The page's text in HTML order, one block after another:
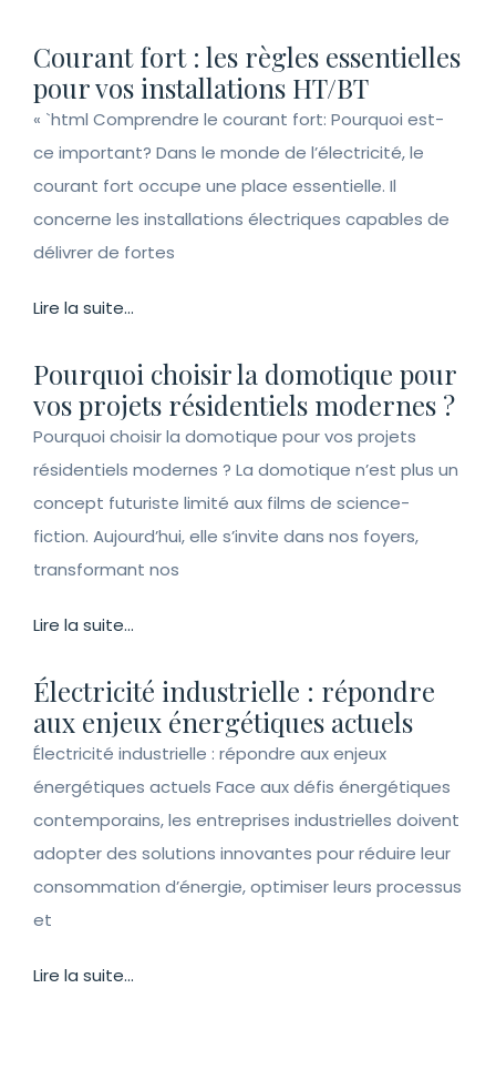
Courant fort : les règles essentielles
pour vos installations HT/BT
« `html Comprendre le courant fort: Pourquoi est-
ce important? Dans le monde de l’électricité, le
courant fort occupe une place essentielle. Il
concerne les installations électriques capables de
délivrer de fortes
Lire la suite...
Pourquoi choisir la domotique pour
vos projets résidentiels modernes ?
Pourquoi choisir la domotique pour vos projets
résidentiels modernes ? La domotique n’est plus un
concept futuriste limité aux films de science-
fiction. Aujourd’hui, elle s’invite dans nos foyers,
transformant nos
Lire la suite...
Électricité industrielle : répondre
aux enjeux énergétiques actuels
Électricité industrielle : répondre aux enjeux
énergétiques actuels Face aux défis énergétiques
contemporains, les entreprises industrielles doivent
adopter des solutions innovantes pour réduire leur
consommation d’énergie, optimiser leurs processus
et
Lire la suite...